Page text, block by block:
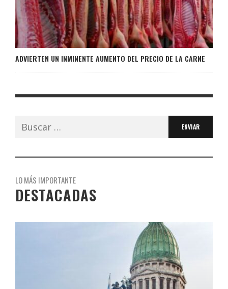
ADVIERTEN UN INMINENTE AUMENTO DEL PRECIO DE LA CARNE
Buscar:
LO MÁS IMPORTANTE
DESTACADAS